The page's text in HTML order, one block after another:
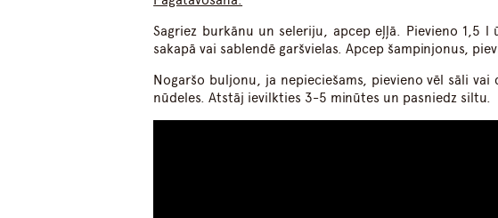
Sagriez burkānu un seleriju, apcep eļļā. Pievieno 1,5
sakapā vai sablendē garšvielas. Apcep šampinjonus,
Nogaršo buljonu, ja nepieciešams, pievieno vēl sāli
nūdeles. Atstāj ievilkties 3-5 minūtes un pasniedz siltu.